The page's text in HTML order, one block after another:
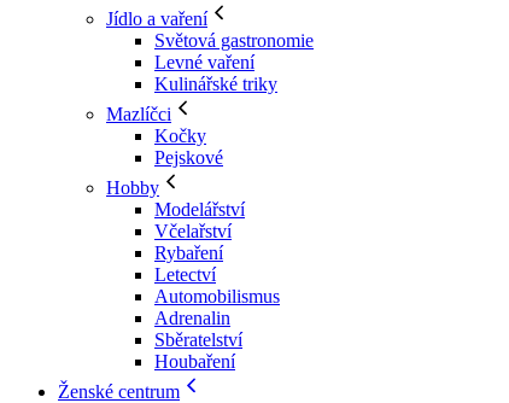
Jídlo a vaření
Světová gastronomie
Levné vaření
Kulinářské triky
Mazlíčci
Kočky
Pejskové
Hobby
Modelářství
Včelařství
Rybaření
Letectví
Automobilismus
Adrenalin
Sběratelství
Houbaření
Ženské centrum